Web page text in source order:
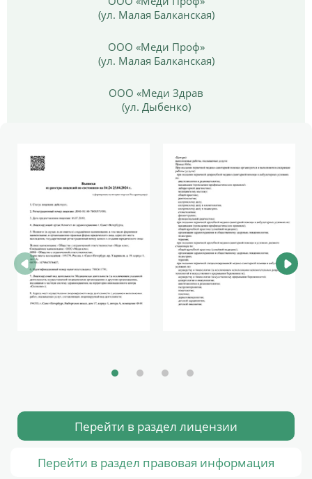
(ул. Малая Балканская)
ООО «Меди Проф»
(ул. Малая Балканская)
ООО «Меди Здрав
(ул. Дыбенко)
Перейти в раздел лицензии
Перейти в раздел правовая информация